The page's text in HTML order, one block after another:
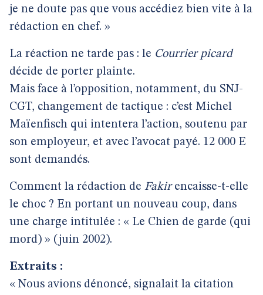
je ne doute pas que vous accédiez bien vite à la
rédaction en chef. »
La réaction ne tarde pas : le Courrier picard
décide de porter plainte.
Mais face à l’opposition, notamment, du SNJ-
CGT, changement de tactique : c’est Michel
Maïenfisch qui intentera l’action, soutenu par
son employeur, et avec l’avocat payé. 12 000 E
sont demandés.
Comment la rédaction de Fakirencaisse-t-elle
le choc ? En portant un nouveau coup, dans
une charge intitulée : « Le Chien de garde (qui
mord) » (juin 2002).
Extraits :
« Nous avions dénoncé, signalait la citation